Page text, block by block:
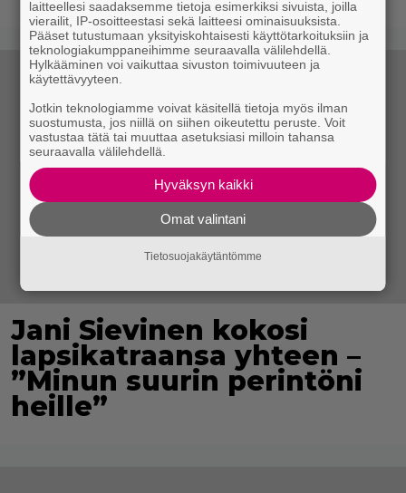
Jani Sievinen kokosi
lapsikatraansa yhteen –
”Minun suurin perintöni
heille”
laitteellesi saadaksemme tietoja esimerkiksi sivuista, joilla
vierailit, IP-osoitteestasi sekä laitteesi ominaisuuksista.
Pääset tutustumaan yksityiskohtaisesti käyttötarkoituksiin ja
teknologiakumppaneihimme seuraavalla välilehdellä.
Hylkääminen voi vaikuttaa sivuston toimivuuteen ja
käytettävyyteen.
Jotkin teknologiamme voivat käsitellä tietoja myös ilman
suostumusta, jos niillä on siihen oikeutettu peruste. Voit
vastustaa tätä tai muuttaa asetuksiasi milloin tahansa
seuraavalla välilehdellä.
Hyväksyn kaikki
Omat valintani
Tietosuojakäytäntömme